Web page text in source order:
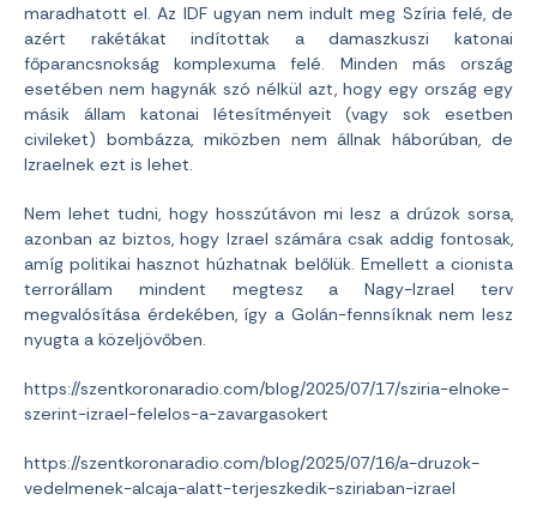
maradhatott el. Az IDF ugyan nem indult meg Szíria felé, de
azért rakétákat indítottak a damaszkuszi katonai
főparancsnokság komplexuma felé. Minden más ország
esetében nem hagynák szó nélkül azt, hogy egy ország egy
másik állam katonai létesítményeit (vagy sok esetben
civileket) bombázza, miközben nem állnak háborúban, de
Izraelnek ezt is lehet.
Nem lehet tudni, hogy hosszútávon mi lesz a drúzok sorsa,
azonban az biztos, hogy Izrael számára csak addig fontosak,
amíg politikai hasznot húzhatnak belőlük. Emellett a cionista
terrorállam mindent megtesz a Nagy-Izrael terv
megvalósítása érdekében, így a Golán-fennsíknak nem lesz
nyugta a közeljövőben.
https://szentkoronaradio.com/blog/2025/07/17/sziria-elnoke-
szerint-izrael-felelos-a-zavargasokert
https://szentkoronaradio.com/blog/2025/07/16/a-druzok-
vedelmenek-alcaja-alatt-terjeszkedik-sziriaban-izrael